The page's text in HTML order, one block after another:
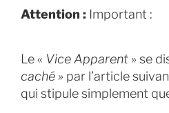
Attention : Important :
Le « Vice Apparent » se
caché » par l’article
qui stipule simplement